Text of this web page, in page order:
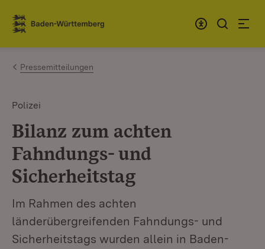
Zum Inhalt springen
Link zur Startseite
Pressemitteilungen
Polizei
Bilanz zum achten
Fahndungs- und
Sicherheitstag
Im Rahmen des achten
länderübergreifenden Fahndungs- und
Sicherheitstags wurden allein in Baden-